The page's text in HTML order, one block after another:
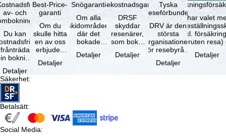
av- och
Du kan
frånträda
bokning
efter
…
Detaljer
Best-Price-
garanti
Om du
skulle hitta
en av oss
erbjuden
samma
Detaljer
Snögaranti
Om alla
skidområden
där det
bokade
gäller –
Detaljer
Resekostnadsgaranti
DRSF
skyddar
resenärer,
som bokat
paketresa
Detaljer
Tyska
reseförbundet
DRV är den
största
organisationen
för resebyråer
researrangörer
Detaljer
Du har valet
(inkl.
avbruten resa)
Detaljer
Säkerhet:
Betalsätt:
Social Media: